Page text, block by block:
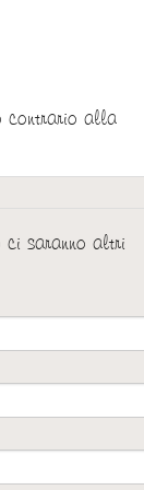
contrario alla
ci saranno altri